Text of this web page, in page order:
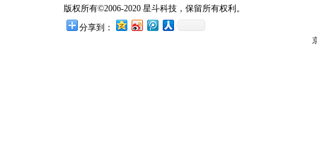
版权所有©2006-2020 星斗科技，保留所有权利。
分享到：